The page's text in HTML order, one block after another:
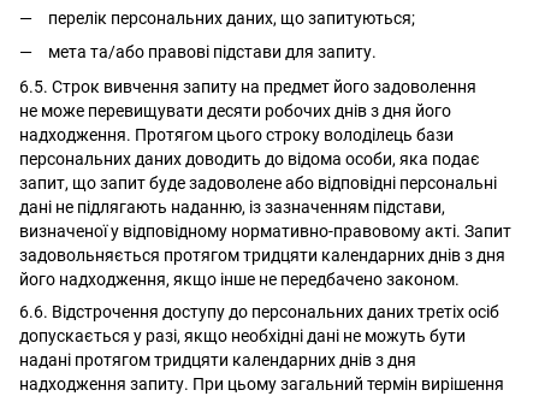
перелік персональних даних, що запитуються;
мета та/або правові підстави для запиту.
6.5. Строк вивчення запиту на предмет його задоволення
не може перевищувати десяти робочих днів з дня його
надходження. Протягом цього строку володілець бази
персональних даних доводить до відома особи, яка подає
запит, що запит буде задоволене або відповідні персональні
дані не підлягають наданню, із зазначенням підстави,
визначеної у відповідному нормативно-правовому акті. Запит
задовольняється протягом тридцяти календарних днів з дня
його надходження, якщо інше не передбачено законом.
6.6. Відстрочення доступу до персональних даних третіх осіб
допускається у разі, якщо необхідні дані не можуть бути
надані протягом тридцяти календарних днів з дня
надходження запиту. При цьому загальний термін вирішення